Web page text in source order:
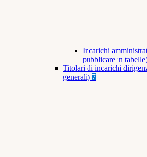
Incarichi
pubblicare in tabelle)
Titolari di incarichi
generali) 7